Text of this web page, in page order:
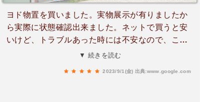
ヨド物置を買いました。実物展示が有りましたか
ら実際に状態確認出来ました。ネットで買うと安
いけど、トラブルあった時には不安なので、こち
らでお願いして、４３万少々。３坪未満なら建築
▼ 続きを読む
2023/9/1(金) 出典:www.google.com